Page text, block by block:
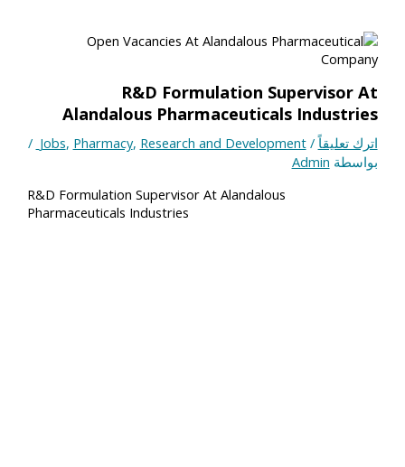
R&D Formulation Supervisor At
Alandalous Pharmaceuticals Industries
اترك تعليقاً /
Jobs, Pharmacy, Research and Development
/
بواسطة Admin
R&D Formulation Supervisor At Alandalous
Pharmaceuticals Industries